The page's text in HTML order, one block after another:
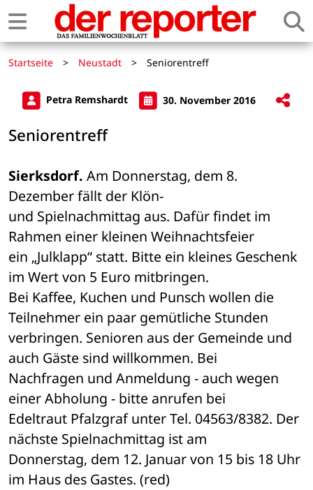
Startseite > Neustadt > Seniorentreff
Petra Remshardt 30. November 2016
Seniorentreff
Sierksdorf. Am Donnerstag, dem 8.
Dezember fällt der Klön-
und Spielnachmittag aus. Dafür findet im
Rahmen einer kleinen Weihnachtsfeier
ein „Julklapp“ statt. Bitte ein kleines Geschenk
im Wert von 5 Euro mitbringen.
Bei Kaffee, Kuchen und Punsch wollen die
Teilnehmer ein paar gemütliche Stunden
verbringen. Senioren aus der Gemeinde und
auch Gäste sind willkommen. Bei
Nachfragen und Anmeldung - auch wegen
einer Abholung - bitte anrufen bei
Edeltraut Pfalzgraf unter Tel. 04563/8382. Der
nächste Spielnachmittag ist am
Donnerstag, dem 12. Januar von 15 bis 18 Uhr
im Haus des Gastes. (red)